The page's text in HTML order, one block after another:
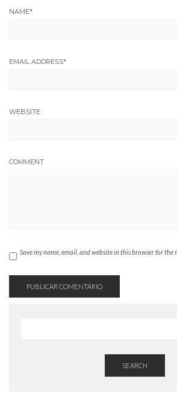
NAME*
EMAIL ADDRESS*
WEBSITE
COMMENT
Save my name, email, and website in this browser for the
SEARCH